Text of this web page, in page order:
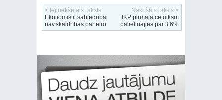
< Iepriekšējais raksts
Ekonomisti: sabiedrībai
nav skaidrības par eiro
Nākošais raksts >
IKP pirmajā ceturksnī
palielinājies par 3,6%